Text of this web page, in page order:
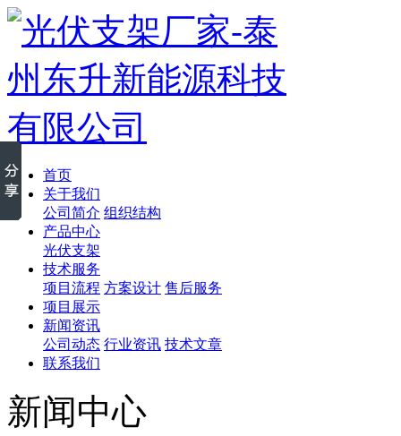
首页
关于我们
公司简介 组织结构
产品中心
光伏支架
技术服务
项目流程 方案设计 售后服务
项目展示
新闻资讯
公司动态 行业资讯 技术文章
联系我们
新闻中心